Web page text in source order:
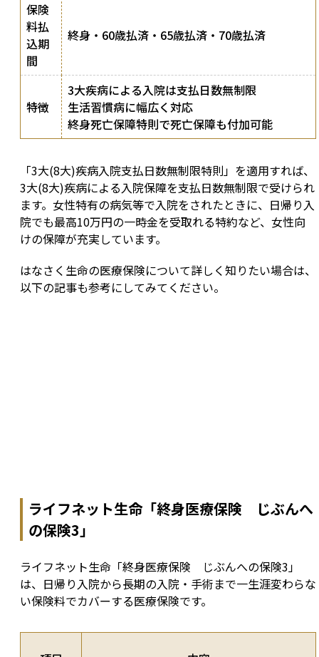
保険
料払
込期
間
終身・60歳払済・65歳払済・70歳払済
特徴
3大疾病による入院は支払日数無制限
生活習慣病に幅広く対応
終身死亡保障特則で死亡保障も付加可能
「3大(8大)疾病入院支払日数無制限特則」を適用すれば、
3大(8大)疾病による入院保障を支払日数無制限で受けられ
ます。女性特有の病気等で入院をされたときに、日帰り入
院でも最高10万円の一時金を受取れる特約など、女性向
けの保障が充実しています。
はなさく生命の医療保険について詳しく知りたい場合は、
以下の記事も参考にしてみてください。
ライフネット生命「終身医療保険 じぶんへ
の保険3」
ライフネット生命「終身医療保険　じぶんへの保険3」
は、日帰り入院から長期の入院・手術まで一生涯変わらな
い保険料でカバーする医療保険です。